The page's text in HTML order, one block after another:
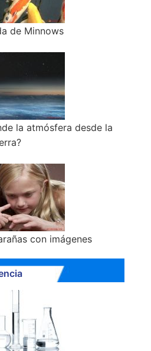
de Minnows
la atmósfera desde la
con imágenes